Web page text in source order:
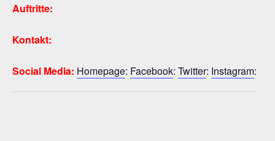
Auftritte:
Kontakt:
Social Media: Homepage: Facebook: Twitter: Instagram: